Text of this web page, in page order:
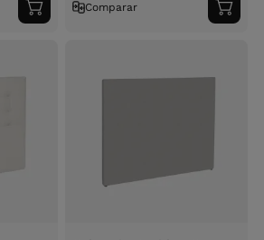
Adicionar
ao
Comparar
ao